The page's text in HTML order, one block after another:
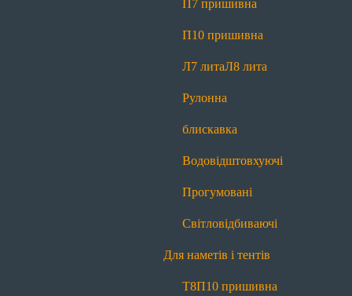
П7 пришивна
П10 пришивна
Л7 литаЛ8 лита
Рулонна
блискавка
Водовідштовхуючі
Прогумовані
Світловідбиваючі
Для наметів і тентів
Т8П10 пришивна
Рулонна блискавка Водовідштовхуючі
Світловідбиваючі
Рулонна блискавка
П5 пришивна П7 пришивна
Л7 лита Л8 лита
Рулонна блискавка Водовідштовхуючі
Світловідбиваючі